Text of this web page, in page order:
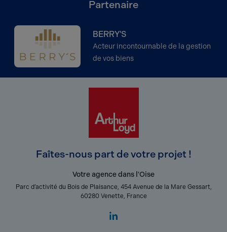
Partenaire
BERRY'S
Acteur incontournable de la gestion
de vos biens
Faîtes-nous part de votre projet !
Votre agence dans l'Oise
Parc d’activité du Bois de Plaisance, 454 Avenue de la Mare Gessart,
60280 Venette, France